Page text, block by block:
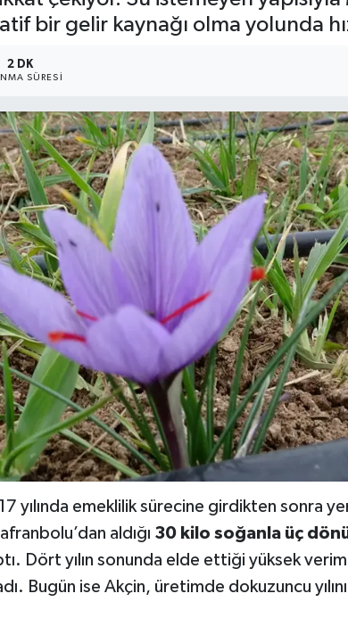
bir gelir kaynağı olma yolunda
2 DK
SÜRESI
yılında emeklilik sürecine girdikten sonra
aldığı 30 kilo soğanla üç
Dört yılın sonunda elde ettiği yüksek
Bugün ise Akçin, üretimde dokuzuncu